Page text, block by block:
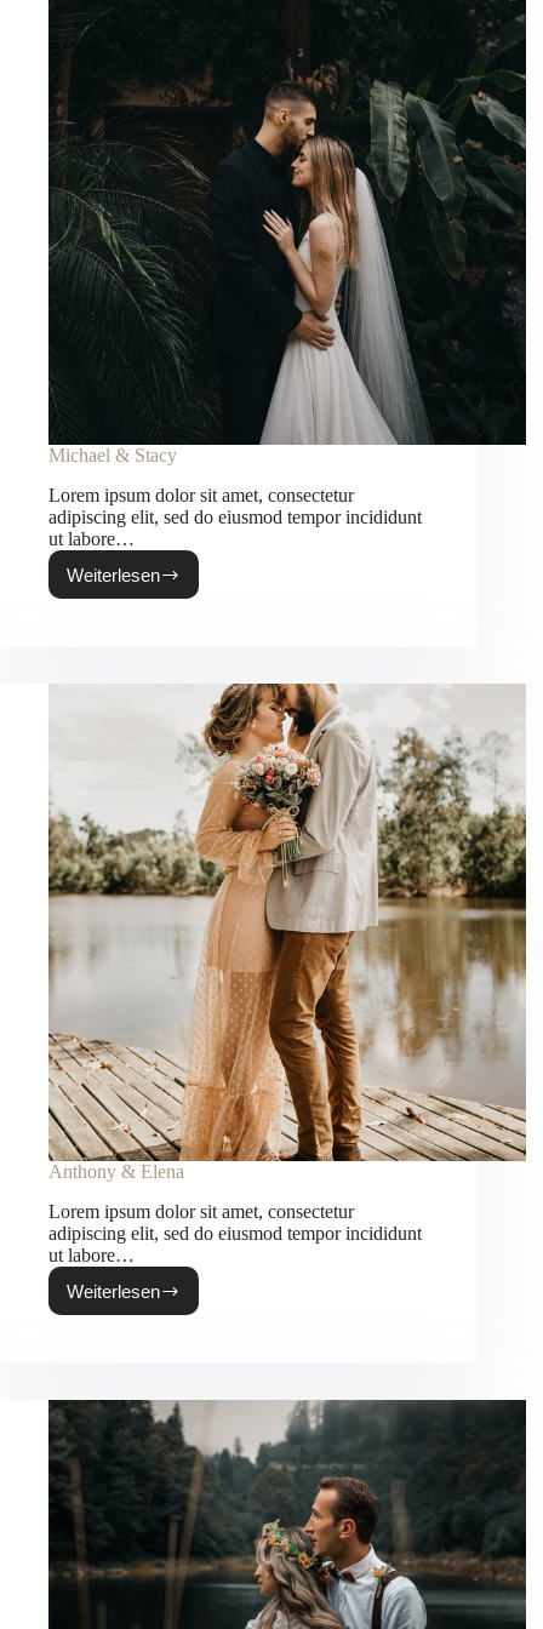
Michael & Stacy
Lorem ipsum dolor sit amet, consectetur
adipiscing elit, sed do eiusmod tempor incididunt
ut labore…
Weiterlesen
Michael
&
Anthony & Elena
Lorem ipsum dolor sit amet, consectetur
adipiscing elit, sed do eiusmod tempor incididunt
ut labore…
Weiterlesen
Anthony
&